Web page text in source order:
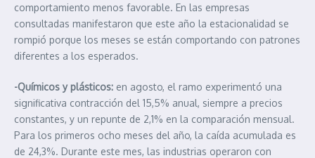
comportamiento menos favorable. En las empresas
consultadas manifestaron que este año la estacionalidad se
rompió porque los meses se están comportando con patrones
diferentes a los esperados.
-Químicos y plásticos: en agosto, el ramo experimentó una
significativa contracción del 15,5% anual, siempre a precios
constantes, y un repunte de 2,1% en la comparación mensual.
Para los primeros ocho meses del año, la caída acumulada es
de 24,3%. Durante este mes, las industrias operaron con